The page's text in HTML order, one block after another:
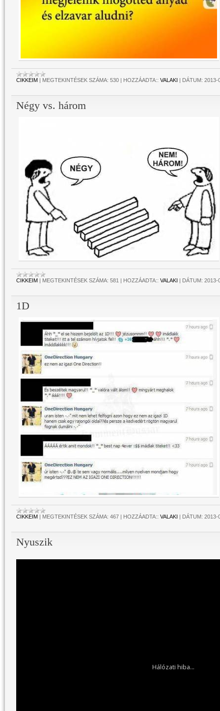
CIKKEIM | MEGTEKINTÉSEK SZÁMA: 530 | HOZZÁADTA:: VALAKI | DÁTUM: 2013-
Négy vs. három
CIKKEIM | MEGTEKINTÉSEK SZÁMA: 581 | HOZZÁADTA:: VALAKI | DÁTUM: 2013-
1D
CIKKEIM | MEGTEKINTÉSEK SZÁMA: 467 | HOZZÁADTA:: VALAKI | DÁTUM: 2013-
Nyuszik